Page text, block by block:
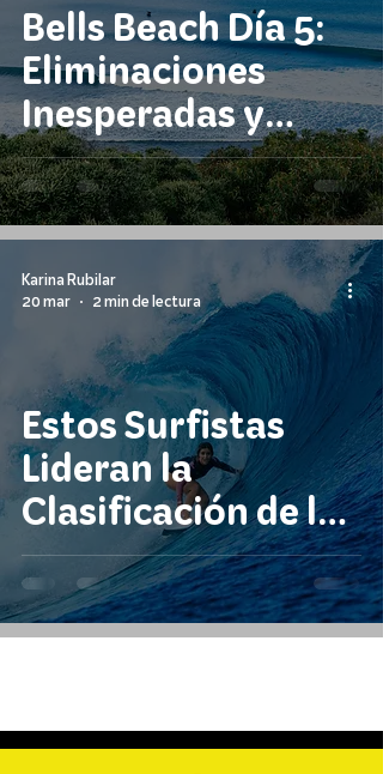
Bells Beach Día 5:
Eliminaciones
Inesperadas y
Protagonismo
Brasileño Rumbo a
Cuartos
Estos Surfistas
Lideran la
Clasificación de la
WSL Antes de la
Temporada 2026
Karina Rubilar
20 mar
2 min de lectura